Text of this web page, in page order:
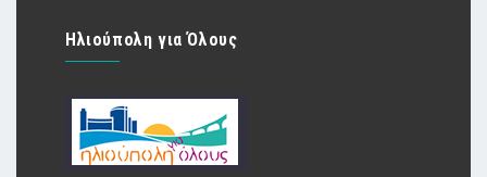
Ηλιούπολη για Όλους